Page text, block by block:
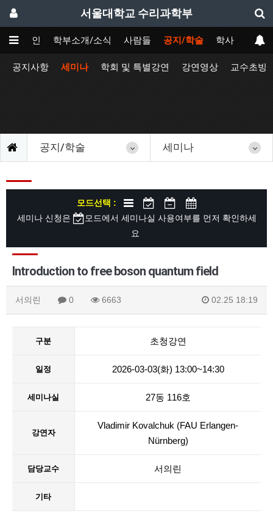
서울대학교 수리과학부
메인 학부소개/소식 사람들 공지/학술 학사
공지사항 세미나 학회 및 특별강연 강연영상 교수초빙
공지/학술 세미나
모드선택 :
세미나 신청은
모드에서 세미나실 사용여부를 먼저 확인하세
요
Introduction to free boson quantum field
서의린 0 6663 02.25 18:19
구분 초청강연
일정 2026-03-03(화) 13:00~14:30
세미나실 27동 116호
강연자
Vladimir Kovalchuk (FAU Erlangen-
Nürnberg)
담당교수 서의린
기타